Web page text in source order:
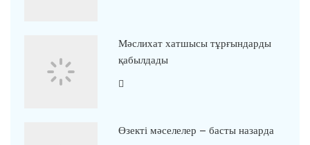
Мәслихат хатшысы тұрғындарды
қабылдады
Өзекті мәселелер – басты назарда